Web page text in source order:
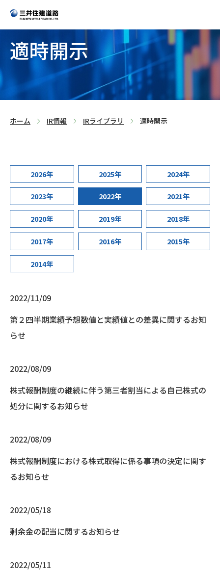
適時開示
ホーム IR情報 IRライブラリ 適時開示
2026年 2025年 2024年
2023年 2022年 2021年
2020年 2019年 2018年
2017年 2016年 2015年
2014年
2022/11/09
第２四半期業績予想数値と実績値との差異に関するお知
らせ
2022/08/09
株式報酬制度の継続に伴う第三者割当による自己株式の
処分に関するお知らせ
2022/08/09
株式報酬制度における株式取得に係る事項の決定に関す
るお知らせ
2022/05/18
剰余金の配当に関するお知らせ
2022/05/11